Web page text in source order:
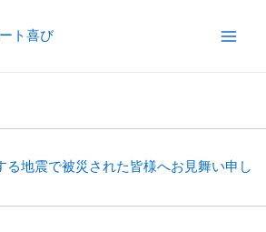
る地震で被災された皆様へお見舞い申し